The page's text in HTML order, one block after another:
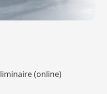
(online)